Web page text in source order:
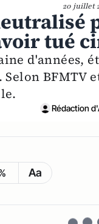
20 juillet
tué
d'années,
Rédaction
Aa